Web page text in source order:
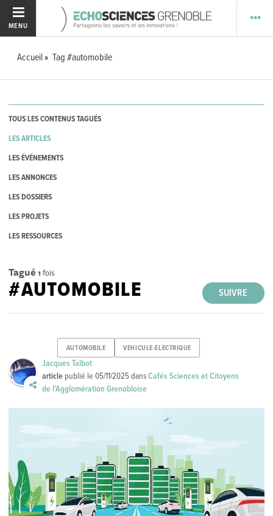
MENU
Accueil Tag #automobile
TOUS LES CONTENUS TAGUÉS
LES ARTICLES
LES ÉVÉNEMENTS
LES ANNONCES
LES DOSSIERS
LES PROJETS
LES RESSOURCES
Tagué 1 fois
SUIVRE
#AUTOMOBILE
AUTOMOBILE VEHICULE-ELECTRIQUE
Jacques Talbot
article publié le05/11/2025dansCafés Sciences et Citoyens
de l'Agglomération Grenobloise